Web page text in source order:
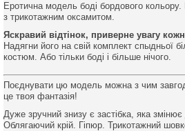
Еротична модель боді бордового кольору.
з трикотажним оксамитом.
Яскравий відтінок, приверне увагу
Надягни його на свій комплект спыдньої
костюм. Або тільки боді і більше нічого.
Поєднувати цю модель можна з чим
це твоя фантазія!
Дуже зручний знизу є застібка, яка
Облягаючий крій. Гіпюр. Трикотажний